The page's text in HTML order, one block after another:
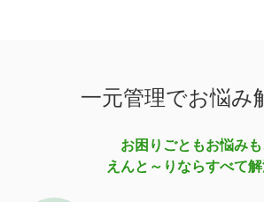
一元管理でお悩み
お困りごともお悩みも
えんと～りならすべて解